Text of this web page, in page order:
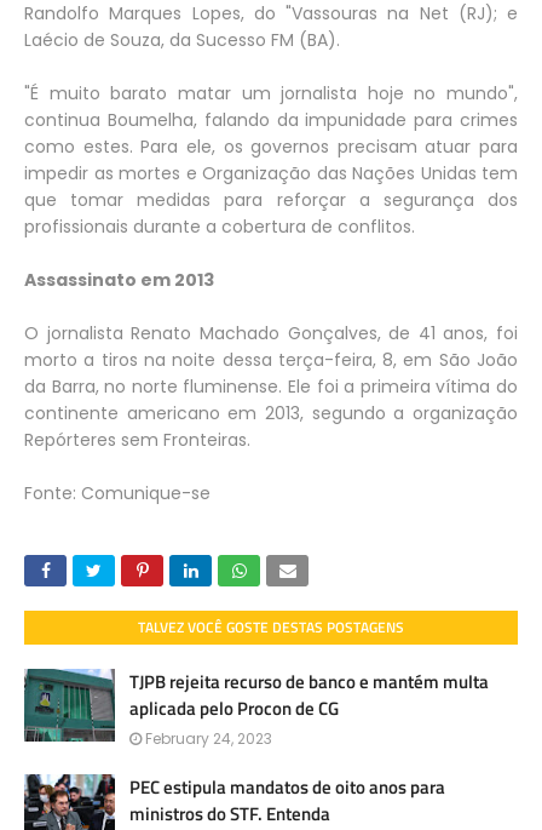
Randolfo Marques Lopes, do "Vassouras na Net (RJ); e
Laécio de Souza, da Sucesso FM (BA).
"É muito barato matar um jornalista hoje no mundo",
continua Boumelha, falando da impunidade para crimes
como estes. Para ele, os governos precisam atuar para
impedir as mortes e Organização das Nações Unidas tem
que tomar medidas para reforçar a segurança dos
profissionais durante a cobertura de conflitos.
Assassinato em 2013
O jornalista Renato Machado Gonçalves, de 41 anos, foi
morto a tiros na noite dessa terça-feira, 8, em São João
da Barra, no norte fluminense. Ele foi a primeira vítima do
continente americano em 2013, segundo a organização
Repórteres sem Fronteiras.
Fonte: Comunique-se
TALVEZ VOCÊ GOSTE DESTAS POSTAGENS
TJPB rejeita recurso de banco e mantém multa
aplicada pelo Procon de CG
February 24, 2023
PEC estipula mandatos de oito anos para
ministros do STF. Entenda